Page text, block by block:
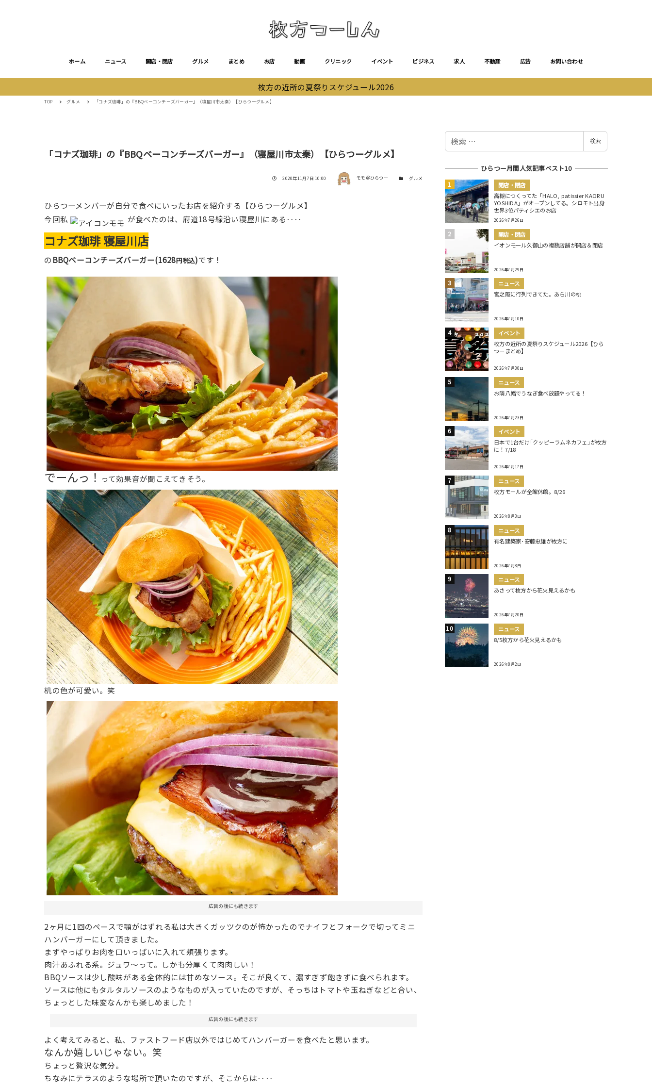
ホーム ニュース 開店・閉店 グルメ まとめ お店 動画 クリニック イベント ビジネス 求人 不動産 広告 お問い合わせ
枚方の近所の夏祭りスケジュール2026
TOP グルメ 「コナズ珈琲」の『BBQベーコンチーズバーガー』（寝屋川市太秦）【ひらつーグルメ】
「コナズ珈琲」の『BBQベーコンチーズバーガー』（寝屋川市太秦）【ひらつーグルメ】
投稿日
2020年11月7日 10:00 著者 モモ＠ひらつー カテゴリー
グルメ
ひらつーメンバーが自分で食べにいったお店を紹介する【ひらつーグルメ】
今回私
が食べたのは、府道18号線沿い寝屋川にある‥‥
コナズ珈琲 寝屋川店
のBBQベーコンチーズバーガー(1628円税込)です！
でーんっ！ って効果音が聞こえてきそう。
机の色が可愛い。笑
広告の後にも続きます
2ヶ月に1回のペースで顎がはずれる私は大きくガッツクのが怖かったのでナイフとフォークで切ってミニ
ハンバーガーにして頂きました。
まずやっぱりお肉を口いっぱいに入れて頬張ります。
肉汁あふれる系。ジュワ〜って。しかも分厚くて肉肉しい！
BBQソースは少し酸味がある全体的には甘めなソース。そこが良くて、濃すぎず飽きずに食べられます。
ソースは他にもタルタルソースのようなものが入っていたのですが、そっちはトマトや玉ねぎなどと合い、
ちょっとした味変なんかも楽しめました！
広告の後にも続きます
よく考えてみると、私、ファストフード店以外ではじめてハンバーガーを食べたと思います。
なんか嬉しいじゃない。笑
ちょっと贅沢な気分。
ちなみにテラスのような場所で頂いたのですが、そこからは‥‥
検
検索
ひらつー月間人気記事ベスト10
開店・閉店
高槻につくってた「HALO, patissier KAORU
YOSHIDA」がオープンしてる。シロモト出身
世界3位パティシエのお店
2026年7月26日
開店・閉店
イオンモール久御山の複数店舗が開店＆閉店
2026年7月29日
ニュース
宮之阪に行列できてた。あら川の桃
2026年7月10日
イベント
枚方の近所の夏祭りスケジュール2026【ひら
つーまとめ】
2026年7月30日
ニュース
お隣八幡でうなぎ食べ放題やってる！
2026年7月23日
イベント
日本で1台だけ｢クッピーラムネカフェ｣が枚方
に！7/18
2026年7月17日
ニュース
枚方モールが全館休館。8/26
2026年8月3日
ニュース
有名建築家･安藤忠雄が枚方に
2026年7月8日
ニュース
あさって枚方から花火見えるかも
2026年7月20日
ニュース
8/5枚方から花火見えるかも
2026年8月2日